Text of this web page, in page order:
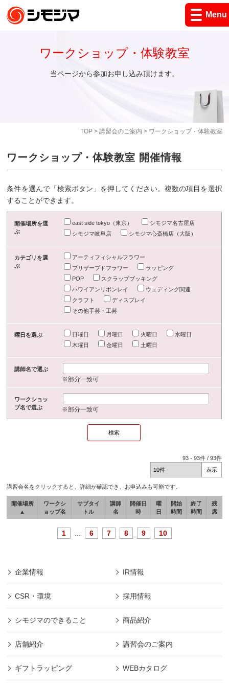
Menu
TOP> 講習会のご案内 > ワークショップ・体験教室
ワークショップ・体験教室
当ページから参加お申し込み頂けます。
ワークショップ・体験教室 開催情報
条件を選んで「検索ボタン」を押してください。複数の項目を選択
することができます。
開催場所を選
ぶ
east side tokyo（東京）
シモジマ名古屋店
シモジマ岐阜店
シモジマ心斎橋店（大阪）
カテゴリを選
ぶ
アーティフィシャルフラワー
プリザーブドフラワー
ラッピング
POP
スクラップブッキング
ハワイアンリボンレイ
ウェディング関連
クラフト
ディスプレイ
その他手芸・工芸
曜日を選ぶ 日曜日 月曜日 火曜日
水曜日
木曜日
金曜日 土曜日
講師名で選ぶ
※部分一致可
ワークショッ
プ名で選ぶ
※部分一致可
93 -93件 /93件
講習会名をクリックすると、詳細が確認でき、お申込みも可能です。
開催場所
▲
ワークシ
ョップ名
サブタイ
トル
講師
名
開催日
時
曜
日
開始
時間
終了
時間
残
席
1 6 7 8 9 10
企業情報 IR情報
CSR・環境 採用情報
シモジマのできること 商品紹介
店舗紹介 講習会のご案内
ギフトラッピング WEBカタログ